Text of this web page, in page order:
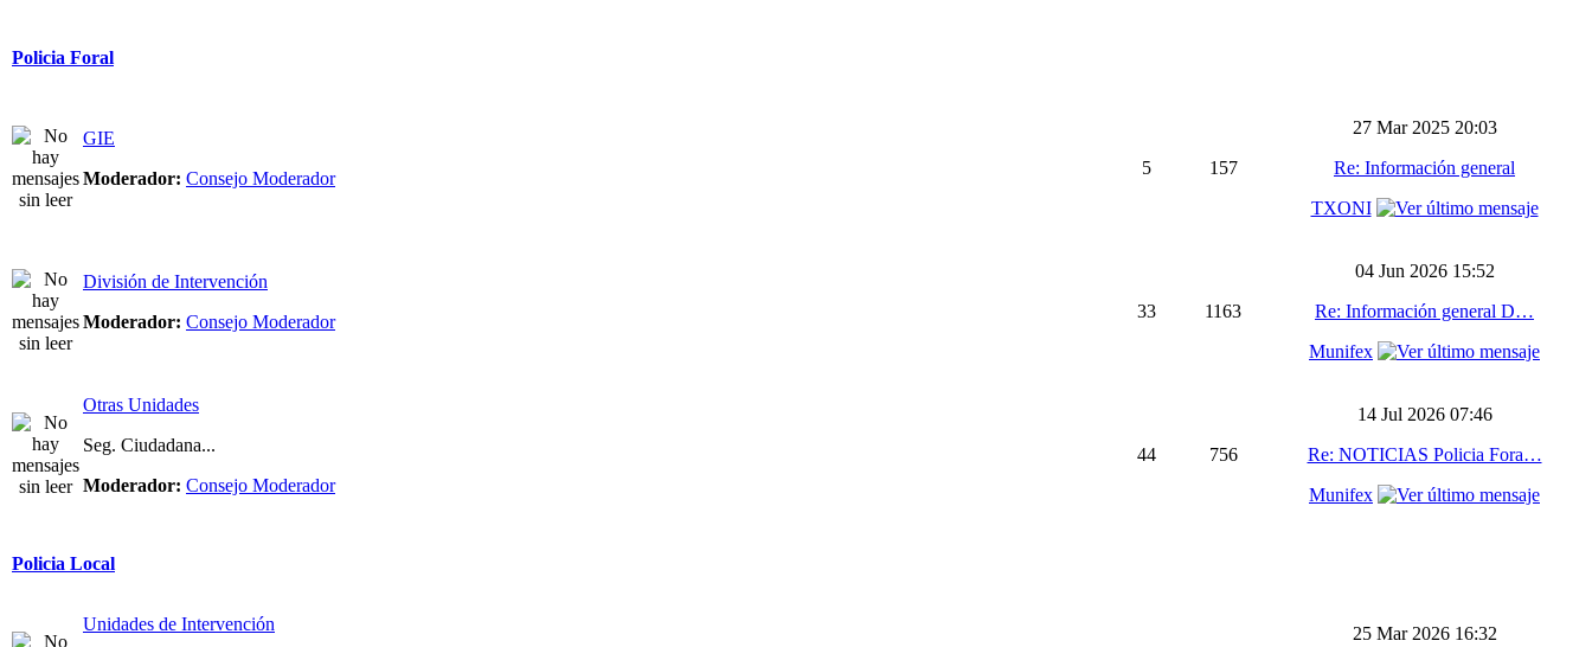
Policia Foral
GIE
Moderador: Consejo Moderador
5 157
27 Mar 2025 20:03
Re: Información general
TXONI
División de Intervención
Moderador: Consejo Moderador
33 1163
04 Jun 2026 15:52
Re: Información general D…
Munifex
Otras Unidades
Seg. Ciudadana...
Moderador: Consejo Moderador
44 756
14 Jul 2026 07:46
Re: NOTICIAS Policia Fora…
Munifex
Policia Local
Unidades de Intervención
25 Mar 2026 16:32